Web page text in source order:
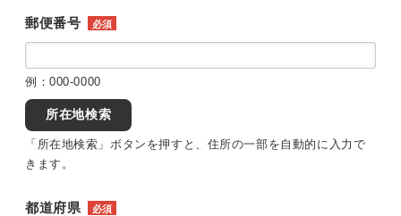
郵便番号 必須
例：000-0000
所在地検索
「所在地検索」ボタンを押すと、住所の一部を自動的に入力で
きます。
都道府県 必須